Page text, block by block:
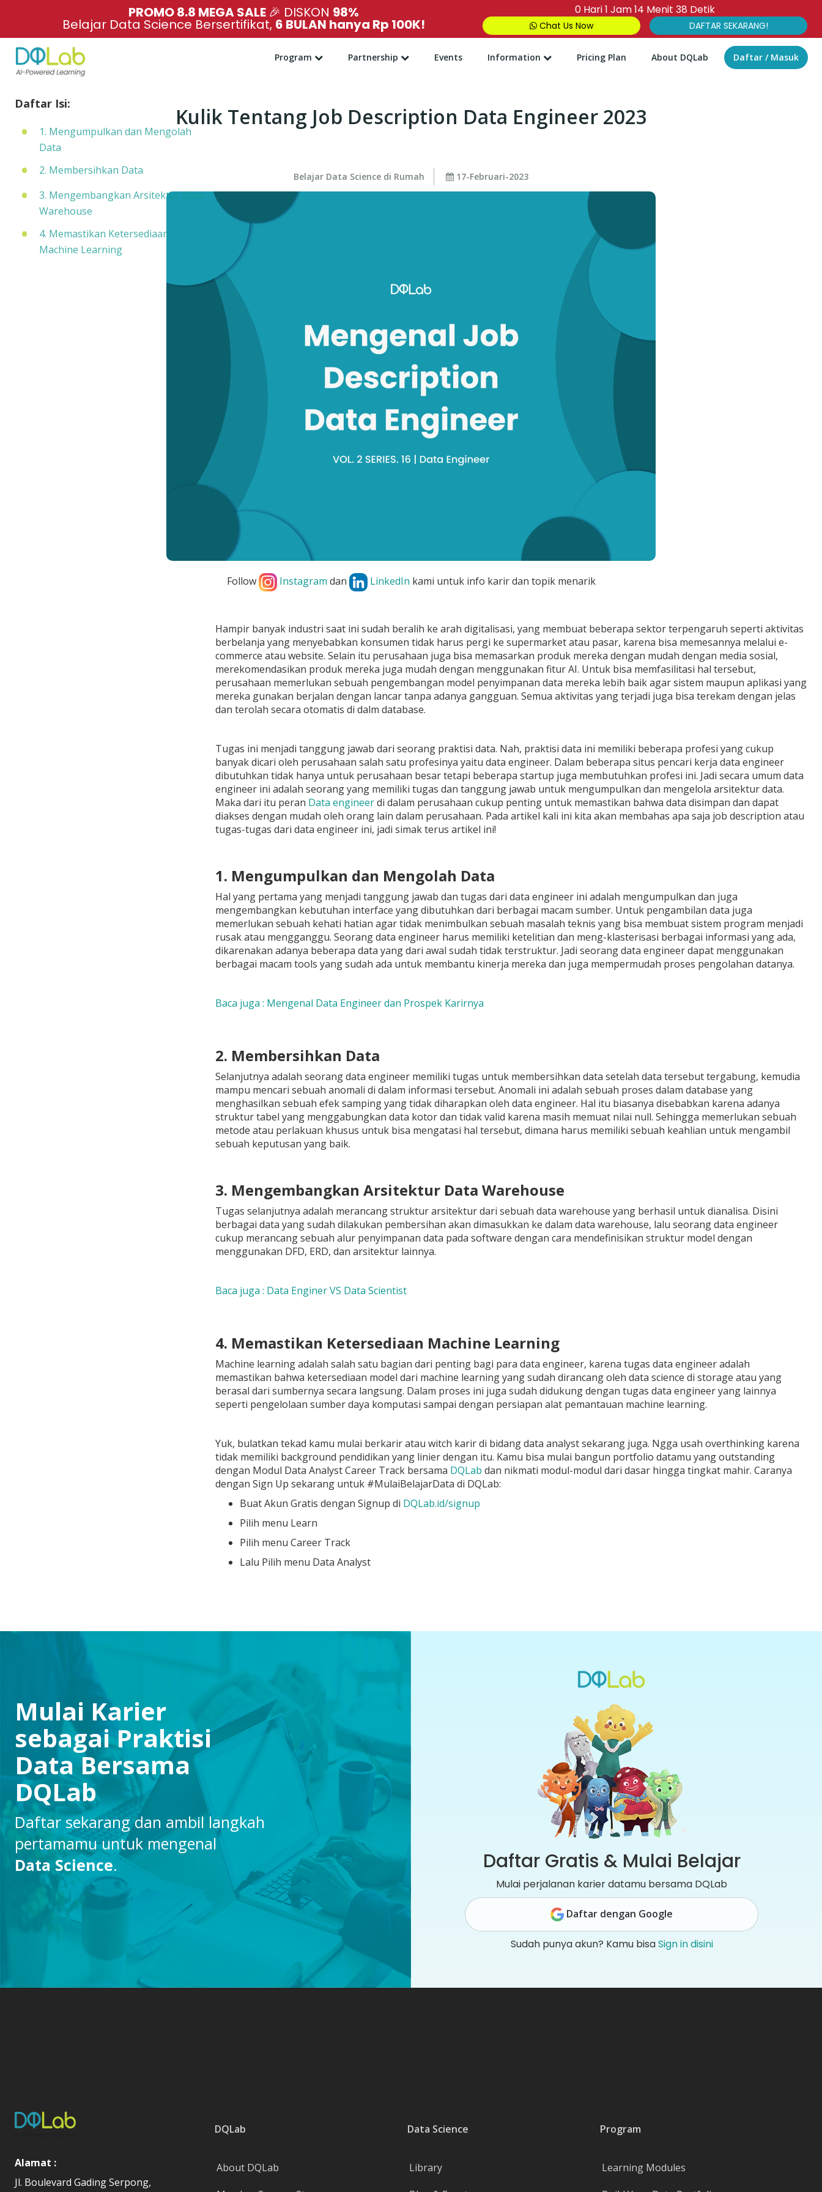
PROMO 8.8 MEGA SALE 🎉 DISKON 98%
Belajar Data Science Bersertifikat, 6 BULAN hanya Rp 100K!
0 Hari1 Jam14 Menit37 Detik
Chat Us Now DAFTAR SEKARANG!
Program Partnership Events Information Pricing Plan About DQLab Daftar / Masuk
Kulik Tentang Job Description Data Engineer 2023
Belajar Data Science di Rumah 17-Februari-2023
Follow Instagram dan LinkedIn kami untuk info karir dan topik menarik
Daftar Isi:
1. Mengumpulkan dan Mengolah
Data
2. Membersihkan Data
3. Mengembangkan Arsitektur Data
Warehouse
4. Memastikan Ketersediaan
Machine Learning
Hampir banyak industri saat ini sudah beralih ke arah digitalisasi, yang membuat beberapa sektor terpengaruh seperti aktivitas
berbelanja yang menyebabkan konsumen tidak harus pergi ke supermarket atau pasar, karena bisa memesannya melalui e-
commerce atau website. Selain itu perusahaan juga bisa memasarkan produk mereka dengan mudah dengan media sosial,
merekomendasikan produk mereka juga mudah dengan menggunakan fitur AI. Untuk bisa memfasilitasi hal tersebut,
perusahaan memerlukan sebuah pengembangan model penyimpanan data mereka lebih baik agar sistem maupun aplikasi yang
mereka gunakan berjalan dengan lancar tanpa adanya gangguan. Semua aktivitas yang terjadi juga bisa terekam dengan jelas
dan terolah secara otomatis di dalm database.
Tugas ini menjadi tanggung jawab dari seorang praktisi data. Nah, praktisi data ini memiliki beberapa profesi yang cukup
banyak dicari oleh perusahaan salah satu profesinya yaitu data engineer. Dalam beberapa situs pencari kerja data engineer
dibutuhkan tidak hanya untuk perusahaan besar tetapi beberapa startup juga membutuhkan profesi ini. Jadi secara umum data
engineer ini adalah seorang yang memiliki tugas dan tanggung jawab untuk mengumpulkan dan mengelola arsitektur data.
Maka dari itu peran Data engineerdi dalam perusahaan cukup penting untuk memastikan bahwa data disimpan dan dapat
diakses dengan mudah oleh orang lain dalam perusahaan. Pada artikel kali ini kita akan membahas apa saja job description atau
tugas-tugas dari data engineer ini, jadi simak terus artikel ini!
1. Mengumpulkan dan Mengolah Data
Hal yang pertama yang menjadi tanggung jawab dan tugas dari data engineer ini adalah mengumpulkan dan juga
mengembangkan kebutuhan interface yang dibutuhkan dari berbagai macam sumber. Untuk pengambilan data juga
memerlukan sebuah kehati hatian agar tidak menimbulkan sebuah masalah teknis yang bisa membuat sistem program menjadi
rusak atau mengganggu. Seorang data engineer harus memiliki ketelitian dan meng-klasterisasi berbagai informasi yang ada,
dikarenakan adanya beberapa data yang dari awal sudah tidak terstruktur. Jadi seorang data engineer dapat menggunakan
berbagai macam tools yang sudah ada untuk membantu kinerja mereka dan juga mempermudah proses pengolahan datanya.
Baca juga : Mengenal Data Engineer dan Prospek Karirnya
2. Membersihkan Data
Selanjutnya adalah seorang data engineer memiliki tugas untuk membersihkan data setelah data tersebut tergabung, kemudia
mampu mencari sebuah anomali di dalam informasi tersebut. Anomali ini adalah sebuah proses dalam database yang
menghasilkan sebuah efek samping yang tidak diharapkan oleh data engineer. Hal itu biasanya disebabkan karena adanya
struktur tabel yang menggabungkan data kotor dan tidak valid karena masih memuat nilai null. Sehingga memerlukan sebuah
metode atau perlakuan khusus untuk bisa mengatasi hal tersebut, dimana harus memiliki sebuah keahlian untuk mengambil
sebuah keputusan yang baik.
3. Mengembangkan Arsitektur Data Warehouse
Tugas selanjutnya adalah merancang struktur arsitektur dari sebuah data warehouse yang berhasil untuk dianalisa. Disini
berbagai data yang sudah dilakukan pembersihan akan dimasukkan ke dalam data warehouse, lalu seorang data engineer
cukup merancang sebuah alur penyimpanan data pada software dengan cara mendefinisikan struktur model dengan
menggunakan DFD, ERD, dan arsitektur lainnya.
Baca juga : Data Enginer VS Data Scientist
4. Memastikan Ketersediaan Machine Learning
Machine learning adalah salah satu bagian dari penting bagi para data engineer, karena tugas data engineer adalah
memastikan bahwa ketersediaan model dari machine learning yang sudah dirancang oleh data science di storage atau yang
berasal dari sumbernya secara langsung. Dalam proses ini juga sudah didukung dengan tugas data engineer yang lainnya
seperti pengelolaan sumber daya komputasi sampai dengan persiapan alat pemantauan machine learning.
Yuk, bulatkan tekad kamu mulai berkarir atau witch karir di bidang data analyst sekarang juga. Ngga usah overthinking karena
tidak memiliki background pendidikan yang linier dengan itu. Kamu bisa mulai bangun portfolio datamu yang outstanding
dengan Modul Data Analyst Career Track bersama DQLab dan nikmati modul-modul dari dasar hingga tingkat mahir. Caranya
dengan Sign Up sekarang untuk #MulaiBelajarData di DQLab:
Buat Akun Gratis dengan Signup di DQLab.id/signup
Pilih menu Learn
Pilih menu Career Track
Lalu Pilih menu Data Analyst
Mulai Karier
sebagai Praktisi
Data Bersama
DQLab
Daftar sekarang dan ambil langkah
pertamamu untuk mengenal
Data Science. Daftar Gratis & Mulai Belajar
Mulai perjalanan karier datamu bersama DQLab
Daftar dengan Google
Sudah punya akun? Kamu bisaSign in disini
Alamat :
Jl. Boulevard Gading Serpong,
DQLab
About DQLab
Data Science
Library
Program
Learning Modules